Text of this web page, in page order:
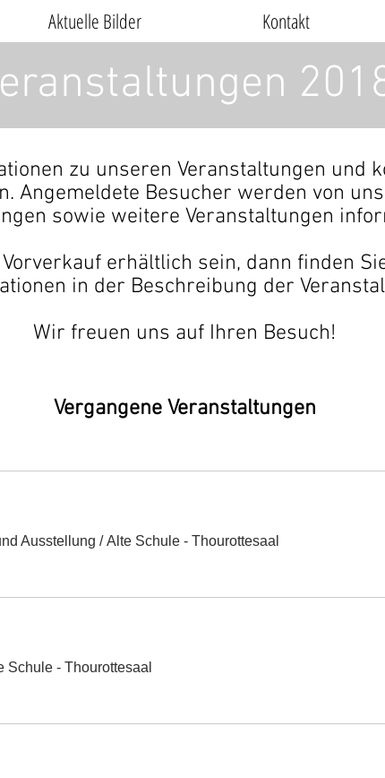
Aktuelle Bilder Kontakt
zu unseren Veranstaltungen und
Angemeldete Besucher werden von
sowie weitere Veranstaltungen
erhältlich sein, dann finden
in der Beschreibung der
Wir freuen uns auf Ihren Besuch!
Vergangene Veranstaltungen
Ausstellung /Alte Schule - Thourottesaal
Schule - Thourottesaal